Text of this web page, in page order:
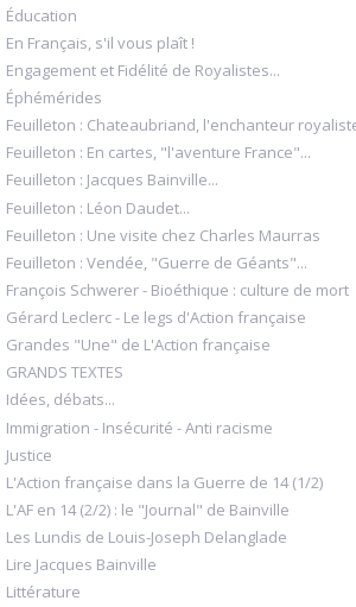
Éducation
En Français, s'il vous plaît !
Engagement et Fidélité de Royalistes...
Éphémérides
Feuilleton : Chateaubriand, l'enchanteur
Feuilleton : En cartes, "l'aventure France"...
Feuilleton : Jacques Bainville...
Feuilleton : Léon Daudet...
Feuilleton : Une visite chez Charles Maurras
Feuilleton : Vendée, "Guerre de Géants"...
François Schwerer - Bioéthique : culture de mort
Gérard Leclerc - Le legs d'Action française
Grandes "Une" de L'Action française
GRANDS TEXTES
Idées, débats...
Immigration - Insécurité - Anti racisme
Justice
L'Action française dans la Guerre de 14 (1/2)
L'AF en 14 (2/2) : le "Journal" de Bainville
Les Lundis de Louis-Joseph Delanglade
Lire Jacques Bainville
Littérature